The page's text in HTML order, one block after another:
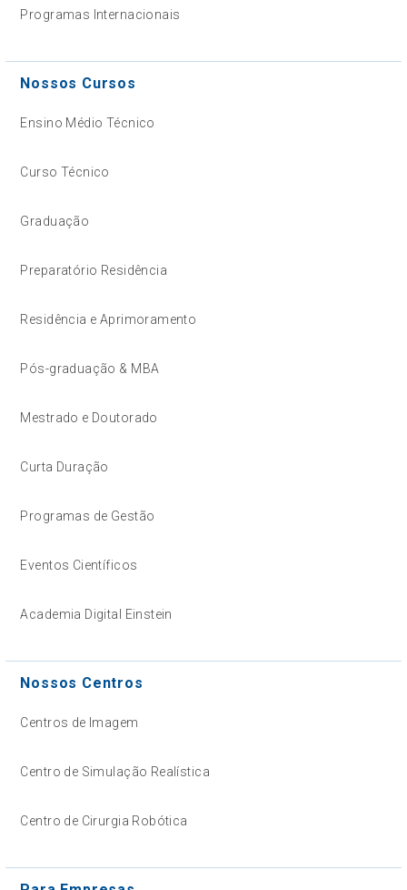
Programas Internacionais
Nossos Cursos
Ensino Médio Técnico
Curso Técnico
Graduação
Preparatório Residência
Residência e Aprimoramento
Pós-graduação & MBA
Mestrado e Doutorado
Curta Duração
Programas de Gestão
Eventos Científicos
Academia Digital Einstein
Nossos Centros
Centros de Imagem
Centro de Simulação Realística
Centro de Cirurgia Robótica